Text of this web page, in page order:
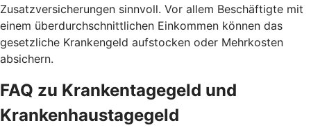
Zusatzversicherungen sinnvoll. Vor allem Beschäftigte mit
einem überdurchschnittlichen Einkommen können das
gesetzliche Krankengeld aufstocken oder Mehrkosten
absichern.
FAQ zu Krankentagegeld und
Krankenhaustagegeld